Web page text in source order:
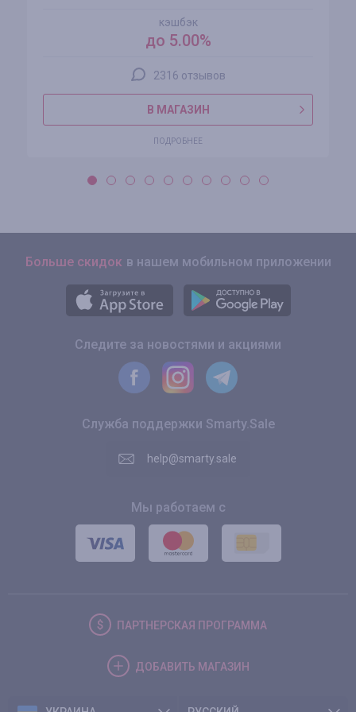
кэшбэк
до 5.00%
2316 отзывов
В МАГАЗИН
ПОДРОБНЕЕ
Больше скидок в нашем мобильном приложении
Следите за новостями и акциями
Служба поддержки Smarty.Sale
help@smarty.sale
Мы работаем с
ПАРТНЕРСКАЯ ПРОГРАММА
ДОБАВИТЬ МАГАЗИН